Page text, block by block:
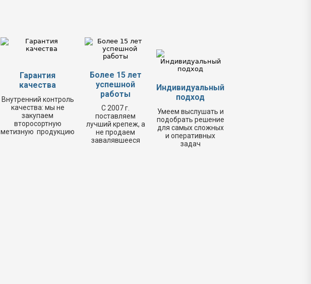
Гарантия
качества
Внутренний контроль
качества: мы не
закупаем
второсортную
метизную продукцию
Более 15 лет
успешной
работы
С 2007 г.
поставляем
лучший крепеж, а
не продаем
завалявшееся
Индивидуальный
подход
Умеем выслушать и
подобрать решение
для самых сложных
и оперативных
задач